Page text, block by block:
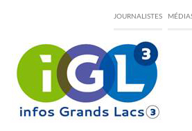
content
JOURNALISTES